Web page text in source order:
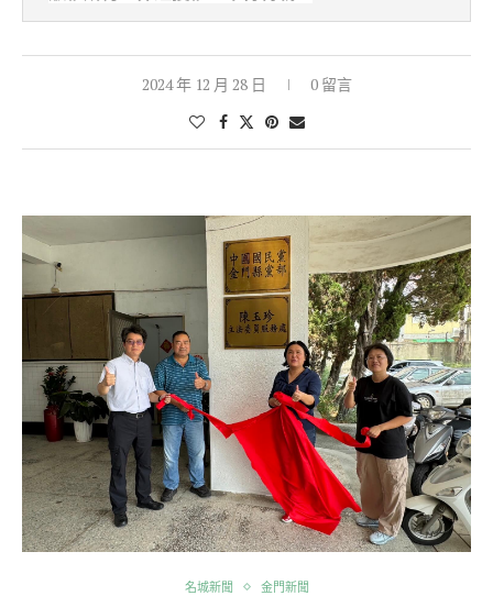
2024 年 12 月 28 日 0 留言
名城新聞 金門新聞